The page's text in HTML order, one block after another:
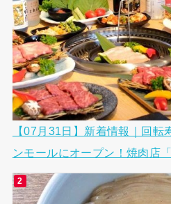
【07月31日】新着情報｜回転
ンモールにオープン！焼肉店